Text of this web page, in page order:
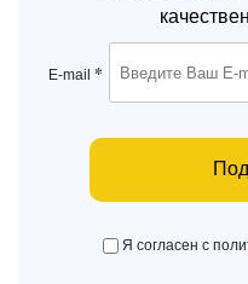
E-mail *
Я согласен с